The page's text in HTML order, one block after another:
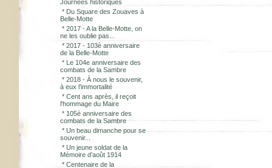
Journées historiques
* Du Square des Zouaves à
Belle-Motte
* 2017 - A la Belle-Motte, on
ne les oublie pas...
* 2017 - 103è anniversaire
de la Belle-Motte
* Le 104e anniversaire des
combats de la Sambre
* 2018 - À nous le souvenir,
à eux l’immortalité
* Cent ans après, il reçoit
l'hommage du Maire
* 105è anniversaire des
combats de la Sambre
* Un beau dimanche pour se
souvenir...
* Un jeune soldat de la
Mémoire d’août 1914
* Centenaire de la